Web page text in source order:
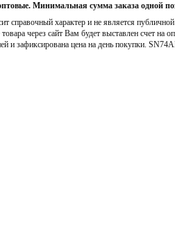
Минимальная сумма заказа одной
справочный характер и не является
через сайт Вам будет выставлен счет на
и зафиксирована цена на день покупки.